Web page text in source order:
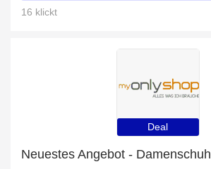
16 klickt
Deal